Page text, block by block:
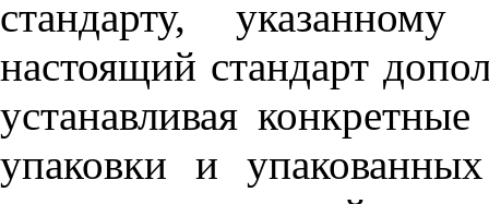
стандарту,
настоящий стандарт
устанавливая
упаковки и